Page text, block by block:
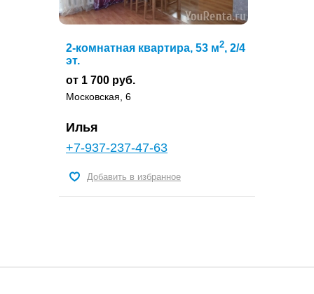
2-комнатная квартира, 53 м2, 2/4
эт.
от 1 700 руб.
Московская, 6
Илья
+7-937-237-47-63
Добавить в избранное